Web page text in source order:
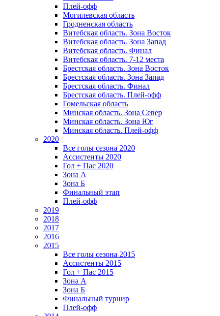
Плей-офф
Могилевская область
Гродненская область
Витебская область. Зона Восток
Витебская область. Зона Запад
Витебская область. Финал
Витебская область. 7-12 места
Брестская область. Зона Восток
Брестская область. Зона Запад
Брестская область. Финал
Брестская область. Плей-офф
Гомельская область
Минская область. Зона Север
Минская область. Зона Юг
Минская область. Плей-офф
2020
Все голы сезона 2020
Ассистенты 2020
Гол + Пас 2020
Зона А
Зона Б
Финальный этап
Плей-офф
2019
2018
2017
2016
2015
Все голы сезона 2015
Ассистенты 2015
Гол + Пас 2015
Зона А
Зона Б
Финальный турнир
Плей-офф